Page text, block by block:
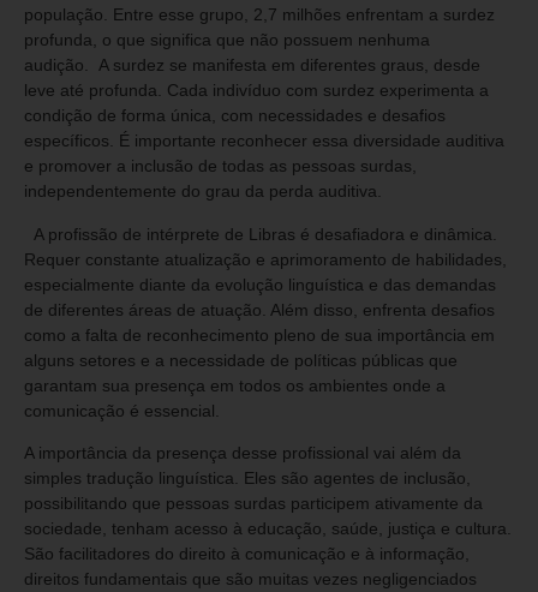
população. Entre esse grupo, 2,7 milhões enfrentam a surdez
profunda, o que significa que não possuem nenhuma
audição. A surdez se manifesta em diferentes graus, desde
leve até profunda. Cada indivíduo com surdez experimenta a
condição de forma única, com necessidades e desafios
específicos. É importante reconhecer essa diversidade auditiva
e promover a inclusão de todas as pessoas surdas,
independentemente do grau da perda auditiva.
A profissão de intérprete de Libras é desafiadora e dinâmica.
Requer constante atualização e aprimoramento de habilidades,
especialmente diante da evolução linguística e das demandas
de diferentes áreas de atuação. Além disso, enfrenta desafios
como a falta de reconhecimento pleno de sua importância em
alguns setores e a necessidade de políticas públicas que
garantam sua presença em todos os ambientes onde a
comunicação é essencial.
A importância da presença desse profissional vai além da
simples tradução linguística. Eles são agentes de inclusão,
possibilitando que pessoas surdas participem ativamente da
sociedade, tenham acesso à educação, saúde, justiça e cultura.
São facilitadores do direito à comunicação e à informação,
direitos fundamentais que são muitas vezes negligenciados